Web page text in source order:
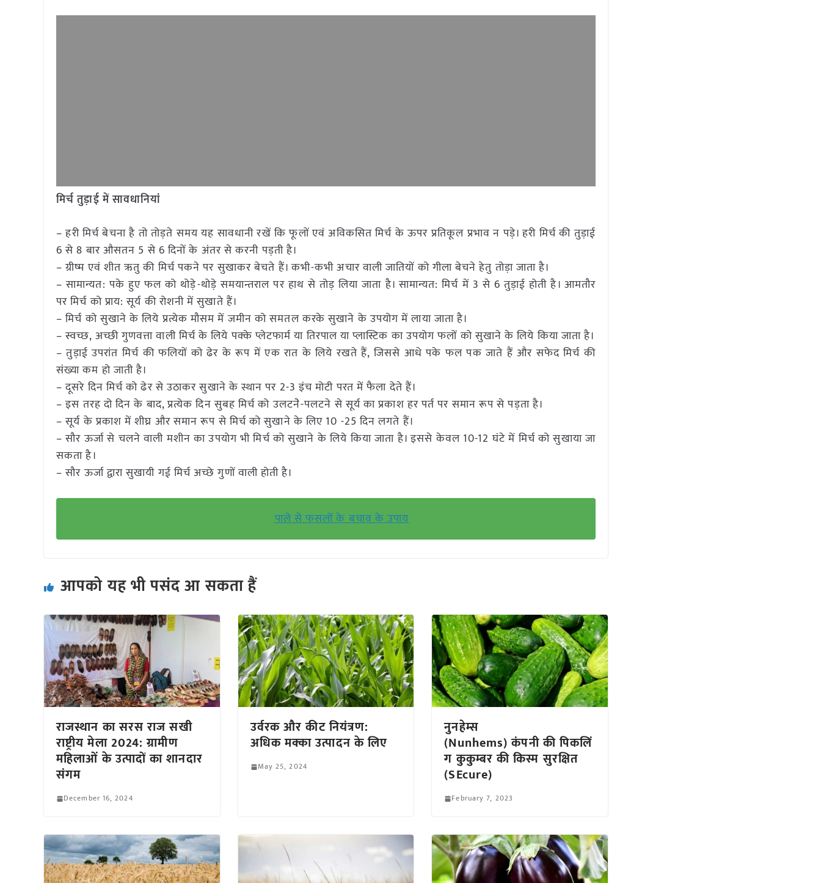
मिर्च तुड़ाई में सावधानियां
– हरी मिर्च बेचना है तो तोड़ते समय यह सावधानी रखें कि फूलों एवं अविकसित मिर्च के ऊपर प्रतिकूल प्रभाव न पड़े। हरी मिर्च की तुड़ाई
6 से 8 बार औसतन 5 से 6 दिनों के अंतर से करनी पड़ती है।
– ग्रीष्म एवं शीत ऋतु की मिर्च पकने पर सुखाकर बेचते हैं। कभी-कभी अचार वाली जातियों को गीला बेचने हेतु तोड़ा जाता है।
– सामान्यत: पके हुए फल को थोड़े-थोड़े समयान्तराल पर हाथ से तोड़ लिया जाता है। सामान्यत: मिर्च में 3 से 6 तुड़ाई होती है। आमतौर
पर मिर्च को प्राय: सूर्य की रोशनी में सुखाते हैं।
– मिर्च को सुखाने के लिये प्रत्येक मौसम में जमीन को समतल करके सुखाने के उपयोग में लाया जाता है।
– स्वच्छ, अच्छी गुणवत्ता वाली मिर्च के लिये पक्के प्लेटफार्म या तिरपाल या प्लास्टिक का उपयोग फलों को सुखाने के लिये किया जाता है।
– तुड़ाई उपरांत मिर्च की फलियों को ढेर के रूप में एक रात के लिये रखते हैं, जिससे आधे पके फल पक जाते हैं और सफेद मिर्च की
संख्या कम हो जाती है।
– दूसरे दिन मिर्च को ढेर से उठाकर सुखाने के स्थान पर 2-3 इंच मोटी परत में फैला देते हैं।
– इस तरह दो दिन के बाद, प्रत्येक दिन सुबह मिर्च को उलटनेे-पलटने से सूर्य का प्रकाश हर पर्त पर समान रूप से पड़ता है।
– सूर्य के प्रकाश में शीघ्र और समान रूप से मिर्च को सुखाने के लिए 10 -25 दिन लगते हैं।
– सौर ऊर्जा से चलने वाली मशीन का उपयोग भी मिर्च को सुखाने के लिये किया जाता है। इससे केवल 10-12 घंटे में मिर्च को सुखाया जा
सकता है।
– सौर ऊर्जा द्वारा सुखायी गई मिर्च अच्छे गुणों वाली होती है।
पाले से फसलों के बचाव के उपाय
आपको यह भी पसंद आ सकता हैं
राजस्थान का सरस राज सखी
राष्ट्रीय मेला 2024: ग्रामीण
महिलाओं के उत्पादों का शानदार
संगम
December 16, 2024
उर्वरक और कीट नियंत्रण:
अधिक मक्का उत्पादन के लिए
May 25, 2024
नुनहेम्स
(Nunhems) कंपनी की पिकलिं
ग कुकुम्बर की किस्म सुरक्षित
(SEcure)
February 7, 2023